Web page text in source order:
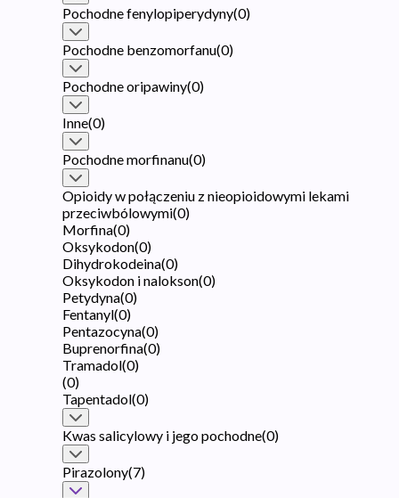
Pochodne fenylopiperydyny(0)
Pochodne benzomorfanu(0)
Pochodne oripawiny(0)
Inne(0)
Pochodne morfinanu(0)
Opioidy w połączeniu z nieopioidowymi lekami
przeciwbólowymi(0)
Morfina(0)
Oksykodon(0)
Dihydrokodeina(0)
Oksykodon i nalokson(0)
Petydyna(0)
Fentanyl(0)
Pentazocyna(0)
Buprenorfina(0)
Tramadol(0)
(0)
Tapentadol(0)
Kwas salicylowy i jego pochodne(0)
Pirazolony(7)